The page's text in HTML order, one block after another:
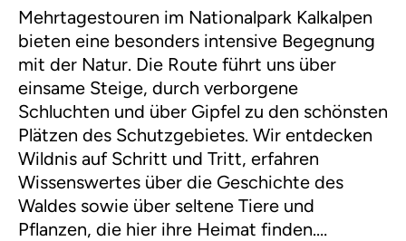
Mehrtagestouren im Nationalpark Kalkalpen
bieten eine besonders intensive Begegnung
mit der Natur. Die Route führt uns über
einsame Steige, durch verborgene
Schluchten und über Gipfel zu den schönsten
Plätzen des Schutzgebietes. Wir entdecken
Wildnis auf Schritt und Tritt, erfahren
Wissenswertes über die Geschichte des
Waldes sowie über seltene Tiere und
Pflanzen, die hier ihre Heimat finden.